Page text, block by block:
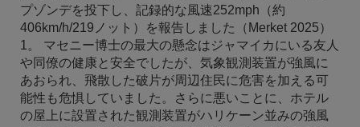
プゾンデを投下し、記録的な風速252mph（約
406km/h/219ノット）を報告しました（Merket 2025）
1。 マセニー博士の最大の懸念はジャマイカにいる友人
や同僚の健康と安全でしたが、気象観測装置が強風に
あおられ、飛散した破片が周辺住民に危害を加える可
能性も危惧していました。さらに悪いことに、ホテル
の屋上に設置された観測装置がハリケーン並みの強風